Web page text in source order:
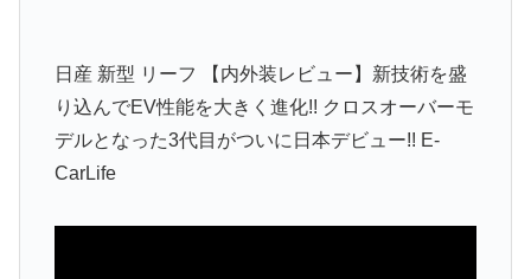
日産 新型 リーフ 【内外装レビュー】新技術を盛
り込んでEV性能を大きく進化!! クロスオーバーモ
デルとなった3代目がついに日本デビュー!! E-
CarLife